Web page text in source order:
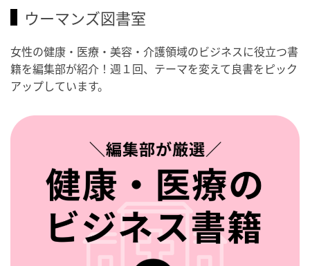
ウーマンズ図書室
女性の健康・医療・美容・介護領域のビジネスに役立つ書
籍を編集部が紹介！週１回、テーマを変えて良書をピック
アップしています。